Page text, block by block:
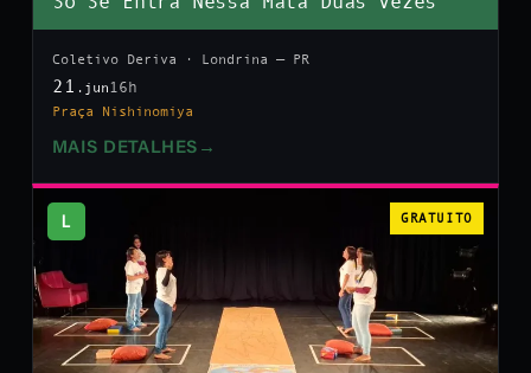
Coletivo Deriva · Londrina — PR
21 .jun 16h
Praça Nishinomiya
MAIS DETALHES →
L GRATUITO